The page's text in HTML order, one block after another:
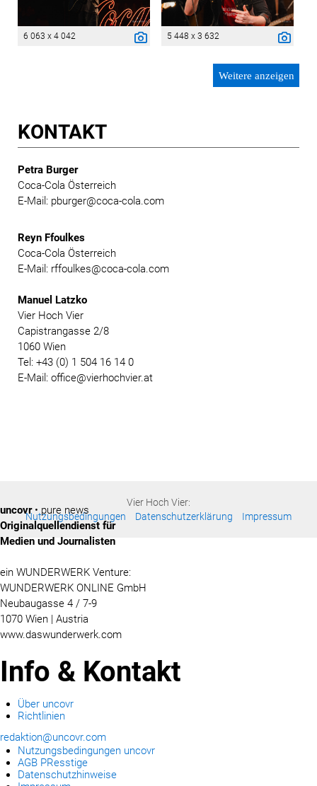
6 063 x 4 042 5 448 x 3 632
Weitere anzeigen
KONTAKT
Petra Burger
Coca-Cola Österreich
E-Mail: pburger@coca-cola.com
Reyn Ffoulkes
Coca-Cola Österreich
E-Mail: rffoulkes@coca-cola.com
Manuel Latzko
Vier Hoch Vier
Capistrangasse 2/8
1060 Wien
Tel: +43 (0) 1 504 16 14 0
E-Mail: office@vierhochvier.at
Vier Hoch Vier:
Nutzungsbedingungen
Datenschutzerklärung Impressum
uncovr• pure news
Originalquellendienst für
Medien und Journalisten
ein WUNDERWERK Venture:
WUNDERWERK ONLINE GmbH
Neubaugasse 4 / 7-9
1070 Wien | Austria
www.daswunderwerk.com
Info & Kontakt
Über uncovr
Richtlinien
redaktion@uncovr.com
Nutzungsbedingungen uncovr
AGB PResstige
Datenschutzhinweise